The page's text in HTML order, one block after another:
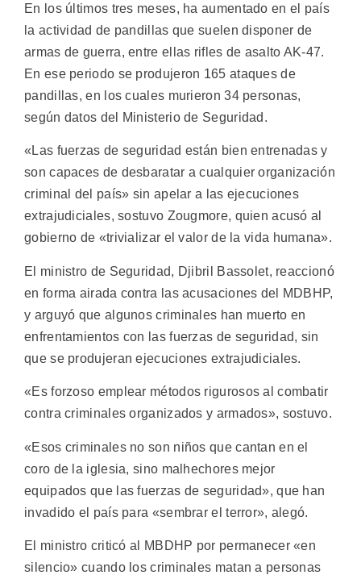
En los últimos tres meses, ha aumentado en el país
la actividad de pandillas que suelen disponer de
armas de guerra, entre ellas rifles de asalto AK-47.
En ese periodo se produjeron 165 ataques de
pandillas, en los cuales murieron 34 personas,
según datos del Ministerio de Seguridad.
«Las fuerzas de seguridad están bien entrenadas y
son capaces de desbaratar a cualquier organización
criminal del país» sin apelar a las ejecuciones
extrajudiciales, sostuvo Zougmore, quien acusó al
gobierno de «trivializar el valor de la vida humana».
El ministro de Seguridad, Djibril Bassolet, reaccionó
en forma airada contra las acusaciones del MDBHP,
y arguyó que algunos criminales han muerto en
enfrentamientos con las fuerzas de seguridad, sin
que se produjeran ejecuciones extrajudiciales.
«Es forzoso emplear métodos rigurosos al combatir
contra criminales organizados y armados», sostuvo.
«Esos criminales no son niños que cantan en el
coro de la iglesia, sino malhechores mejor
equipados que las fuerzas de seguridad», que han
invadido el país para «sembrar el terror», alegó.
El ministro criticó al MBDHP por permanecer «en
silencio» cuando los criminales matan a personas